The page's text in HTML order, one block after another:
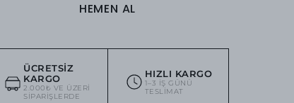
HEMEN AL
ÜCRETSIZ
KARGO
2.000₺ VE ÜZERI
SIPARIŞLERDE
HIZLI KARGO
1–3 IŞ GÜNÜ
TESLIMAT